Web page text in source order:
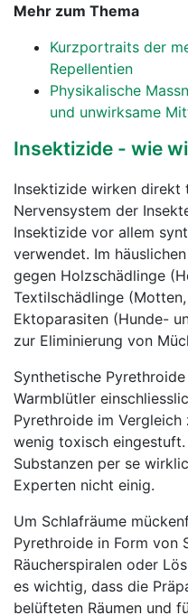
Mehr zum Thema
Kurzportraits der
Repellentien
Physikalische
und unwirksame
Insektizide - wie
Insektizide wirken direkt
Nervensystem der
Insektizide vor allem
verwendet. Im
gegen Holzschädlinge
Textilschädlinge
Ektoparasiten (Hunde-
zur Eliminierung von
Synthetische
Warmblütler
Pyrethroide im
wenig toxisch
Substanzen per se
Experten nicht einig.
Um Schlafräume
Pyrethroide in Form von
Räucherspiralen oder
es wichtig, dass die
belüfteten Räumen und